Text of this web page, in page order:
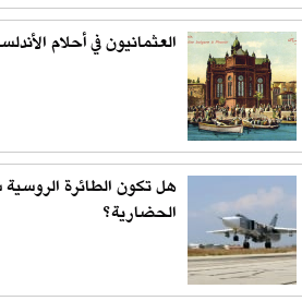
العثمانيون في أحلام
هل تكون الطائرة الروسية
الحضارية؟